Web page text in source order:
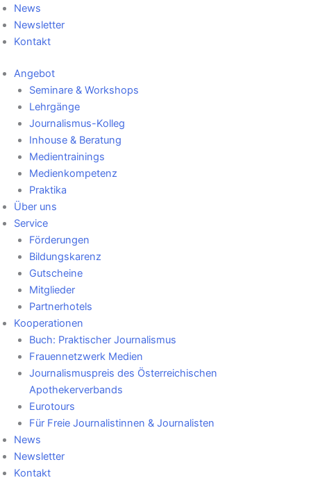
News
Newsletter
Kontakt
Angebot
Seminare & Workshops
Lehrgänge
Journalismus-Kolleg
Inhouse & Beratung
Medientrainings
Medienkompetenz
Praktika
Über uns
Service
Förderungen
Bildungskarenz
Gutscheine
Mitglieder
Partnerhotels
Kooperationen
Buch: Praktischer Journalismus
Frauennetzwerk Medien
Journalismuspreis des Österreichischen
Apothekerverbands
Eurotours
Für Freie Journalistinnen & Journalisten
News
Newsletter
Kontakt